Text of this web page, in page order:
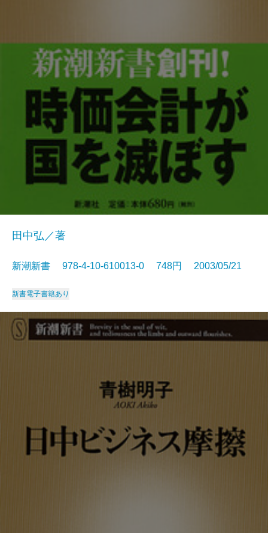
田中弘／著
新潮新書 978-4-10-610013-0 748円 2003/05/21
新書電子書籍あり